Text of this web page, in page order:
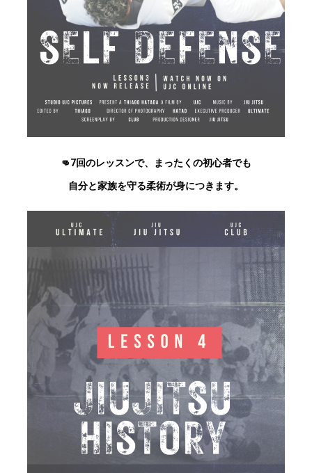
👊7回のレッスンで、まったくの初心者でも
自分と家族を守る柔術が身につきます。